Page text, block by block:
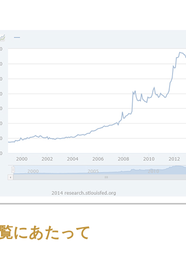
、量的緩和に関しては出遅れていた。
レの種をまく」と強硬に反対してきたからだ
を実施してきた。その結果、図３に見られるよ
にあたって